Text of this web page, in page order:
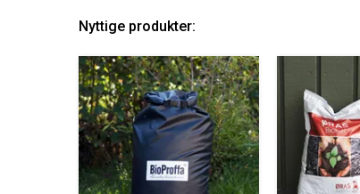
Nyttige produkter: